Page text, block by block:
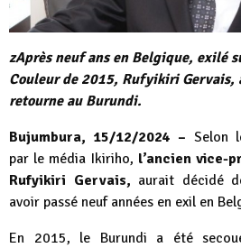
zAprès neuf ans en Belgique, exilé
Couleur de 2015, Rufyikiri Gervais,
retourne au Burundi.
Bujumbura, 15/12/2024 – Selon
par le média Ikiriho, l’ancien vice-
Rufyikiri Gervais, aurait décidé
avoir passé neuf années en exil en
En 2015, le Burundi a été